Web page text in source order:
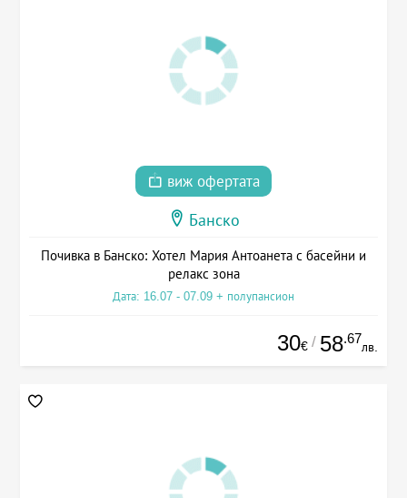
виж офертата
Банско
Почивка в Банско: Хотел Мария Антоанета с басейни и
релакс зона
Дата: 16.07 - 07.09 + полупансион
30€ / 58.67
лв.